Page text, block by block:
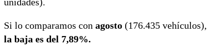
Si lo comparamos con agosto (176.435 vehículos),
la baja es del 7,89%.